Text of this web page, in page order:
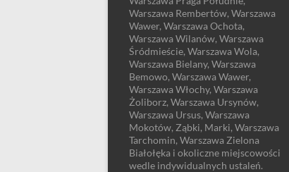
Warszawa Rembertów, Warszawa
Wawer, Warszawa Ochota,
Warszawa Wilanów, Warszawa
Śródmieście, Warszawa Wola,
Warszawa Bielany, Warszawa
Bemowo, Warszawa Wawer,
Warszawa Włochy, Warszawa
Żoliborz, Warszawa Ursynów,
Warszawa Ursus, Warszawa
Mokotów, Ząbki, Marki, Warszawa
Tarchomin, Warszawa Zielona
Białołęka i okoliczne miejscowości
wedle indywidualnych ustaleń.